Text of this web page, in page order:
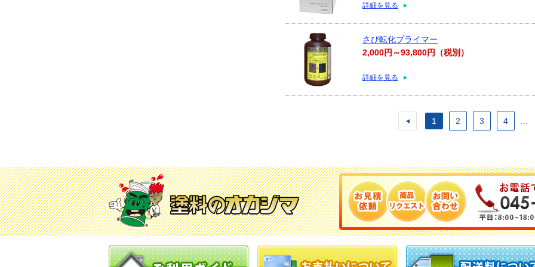
詳細を見る
さび転化プライマー
2,000円～93,800円（税別）
詳細を見る
1 2 3 4